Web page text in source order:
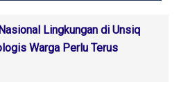
Lingkungan di Unsiq
Warga Perlu Terus